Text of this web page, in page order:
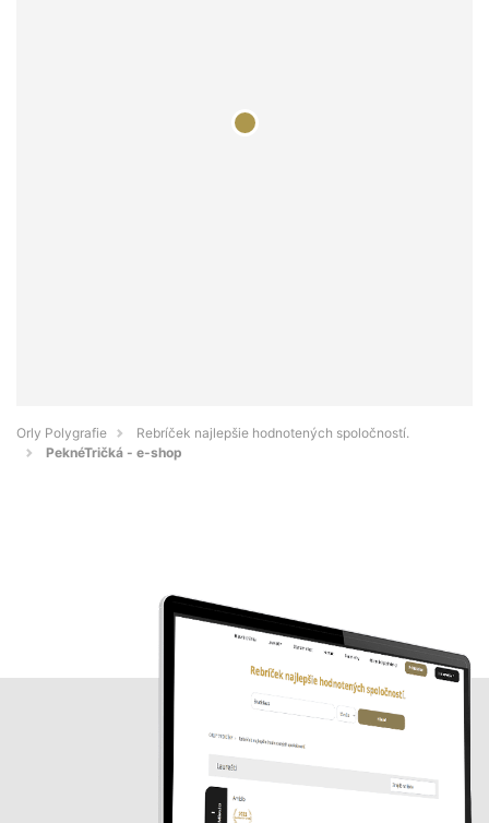
Orly Polygrafie
Rebríček najlepšie hodnotených spoločností.
PeknéTričká - e-shop